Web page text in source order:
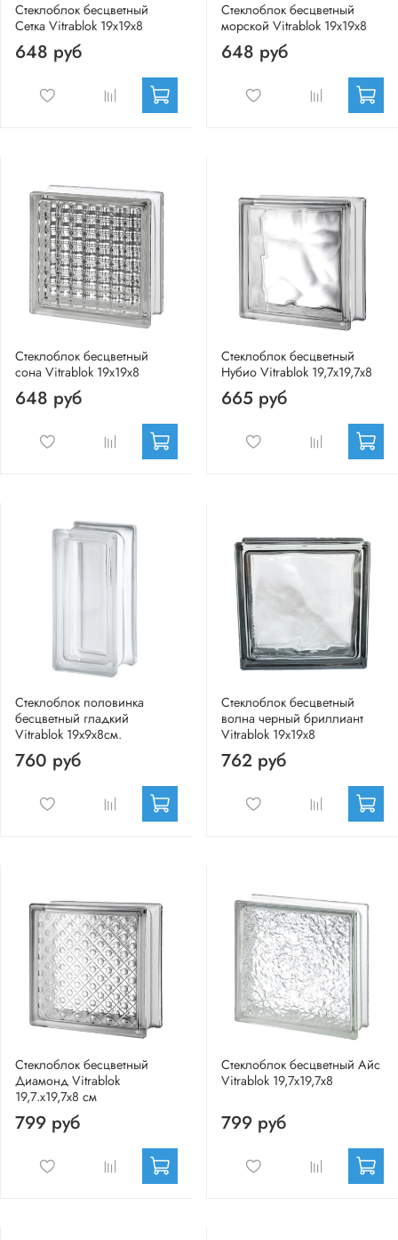
Стеклоблок бесцветный
Сетка Vitrablok 19х19х8
648 руб
Стеклоблок бесцветный
морской Vitrablok 19х19х8
648 руб
Стеклоблок бесцветный
сона Vitrablok 19х19х8
648 руб
Стеклоблок бесцветный
Нубио Vitrablok 19,7x19,7x8
665 руб
Стеклоблок половинка
бесцветный гладкий
Vitrablok 19х9х8см.
760 руб
Стеклоблок бесцветный
волна черный бриллиант
Vitrablok 19х19х8
762 руб
Стеклоблок бесцветный
Диамонд Vitrablok
19,7.x19,7x8 см
799 руб
Стеклоблок бесцветный Айс
Vitrablok 19,7x19,7x8
799 руб